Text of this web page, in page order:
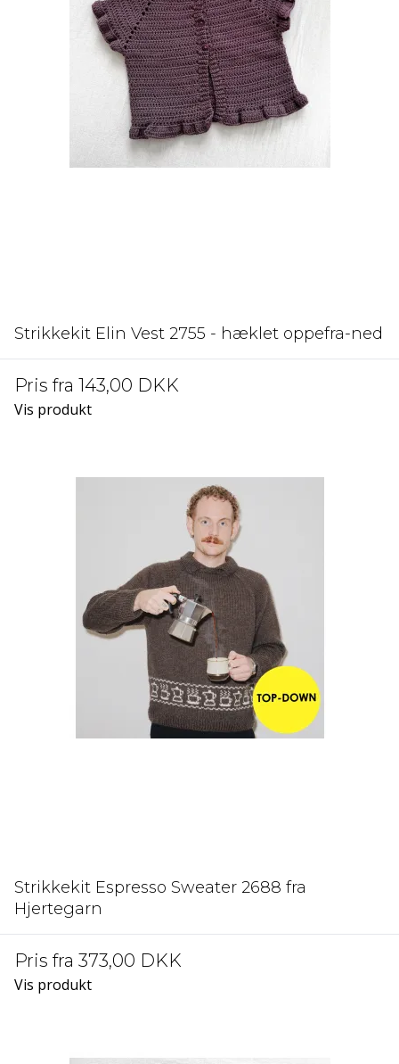
Strikkekit Elin Vest 2755 - hæklet oppefra-ned
Pris fra 143,00 DKK
Vis produkt
Strikkekit Espresso Sweater 2688 fra
Hjertegarn
Pris fra 373,00 DKK
Vis produkt